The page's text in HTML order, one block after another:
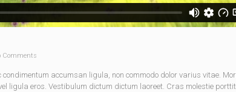
Comments
accumsan ligula, non commodo dolor varius vitae.
ligula eros. Vestibulum dictum dictum laoreet. Cras molestie